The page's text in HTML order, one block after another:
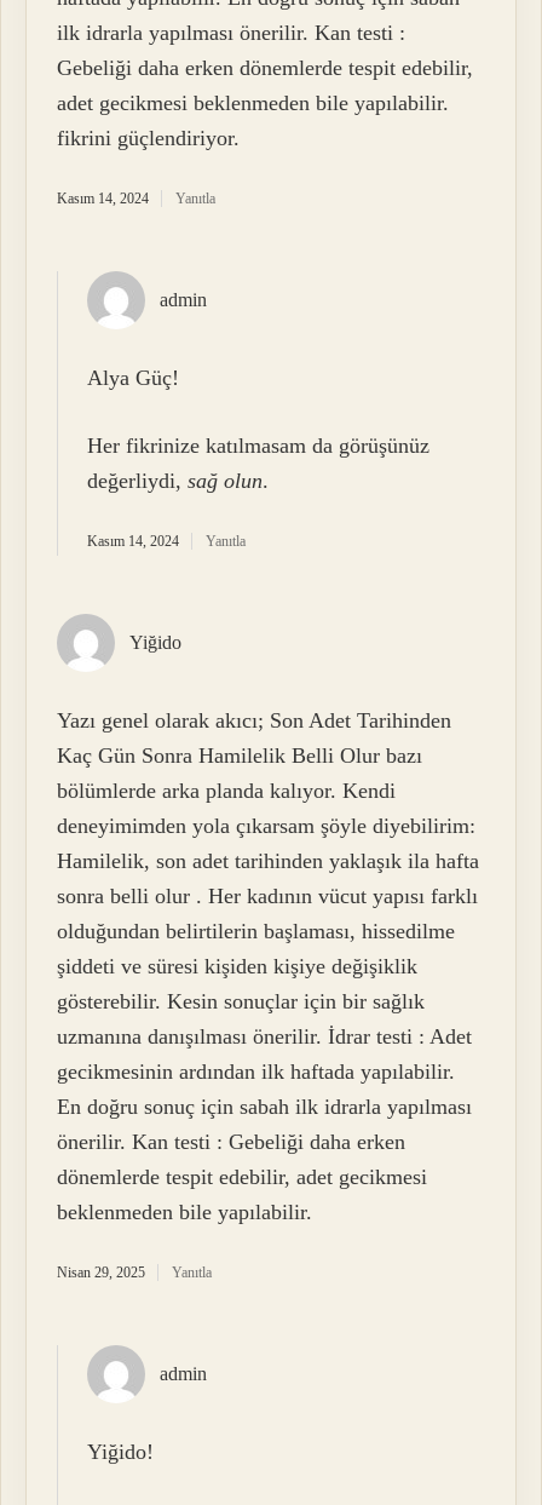
ilk idrarla yapılması önerilir. Kan testi :
Gebeliği daha erken dönemlerde tespit edebilir,
adet gecikmesi beklenmeden bile yapılabilir.
fikrini güçlendiriyor.
Kasım 14, 2024 Yanıtla
admin
Alya Güç!
Her fikrinize katılmasam da görüşünüz
değerliydi,sağ olun.
Kasım 14, 2024 Yanıtla
Yiğido
Yazı genel olarak akıcı; Son Adet Tarihinden
Kaç Gün Sonra Hamilelik Belli Olur bazı
bölümlerde arka planda kalıyor. Kendi
deneyimimden yola çıkarsam şöyle diyebilirim:
Hamilelik, son adet tarihinden yaklaşık ila hafta
sonra belli olur . Her kadının vücut yapısı farklı
olduğundan belirtilerin başlaması, hissedilme
şiddeti ve süresi kişiden kişiye değişiklik
gösterebilir. Kesin sonuçlar için bir sağlık
uzmanına danışılması önerilir. İdrar testi : Adet
gecikmesinin ardından ilk haftada yapılabilir.
En doğru sonuç için sabah ilk idrarla yapılması
önerilir. Kan testi : Gebeliği daha erken
dönemlerde tespit edebilir, adet gecikmesi
beklenmeden bile yapılabilir.
Nisan 29, 2025 Yanıtla
admin
Yiğido!